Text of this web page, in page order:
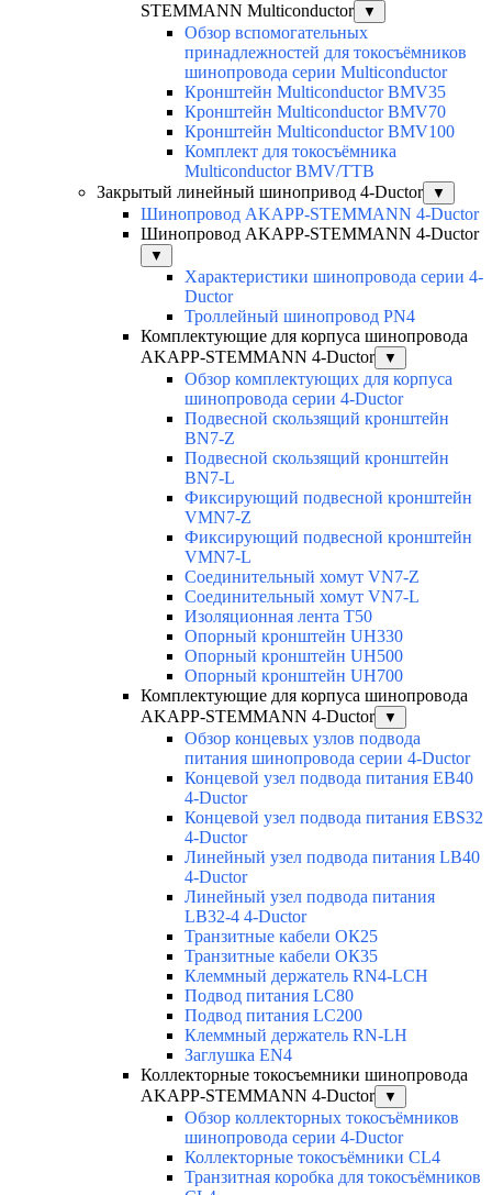
STEMMANN Multiconductor
▼
Обзор вспомогательных
принадлежностей для токосъёмников
шинопровода серии Multiconductor
Кронштейн Multiconductor BMV35
Кронштейн Multiconductor BMV70
Кронштейн Multiconductor BMV100
Комплект для токосъёмника
Multiconductor BMV/TTB
Закрытый линейный шинопривод 4-Ductor
▼
Шинопровод AKAPP-STEMMANN 4-Ductor
Шинопровод AKAPP-STEMMANN 4-Ductor
▼
Характеристики шинопровода серии 4-
Ductor
Троллейный шинопровод PN4
Комплектующие для корпуса шинопровода
AKAPP-STEMMANN 4-Ductor
▼
Обзор комплектующих для корпуса
шинопровода серии 4-Ductor
Подвесной скользящий кронштейн
BN7-Z
Подвесной скользящий кронштейн
BN7-L
Фиксирующий подвесной кронштейн
VMN7-Z
Фиксирующий подвесной кронштейн
VMN7-L
Соединительный хомут VN7-Z
Соединительный хомут VN7-L
Изоляционная лента T50
Опорный кронштейн UH330
Опорный кронштейн UH500
Опорный кронштейн UH700
Комплектующие для корпуса шинопровода
AKAPP-STEMMANN 4-Ductor
▼
Обзор концевых узлов подвода
питания шинопровода серии 4-Ductor
Концевой узел подвода питания EB40
4-Ductor
Концевой узел подвода питания EBS32
4-Ductor
Линейный узел подвода питания LB40
4-Ductor
Линейный узел подвода питания
LB32-4 4-Ductor
Транзитные кабели ОК25
Транзитные кабели ОК35
Клеммный держатель RN4-LCH
Подвод питания LC80
Подвод питания LC200
Клеммный держатель RN-LH
Заглушка EN4
Коллекторные токосъемники шинопровода
AKAPP-STEMMANN 4-Ductor
▼
Обзор коллекторных токосъёмников
шинопровода серии 4-Ductor
Коллекторные токосъёмники CL4
Транзитная коробка для токосъёмников